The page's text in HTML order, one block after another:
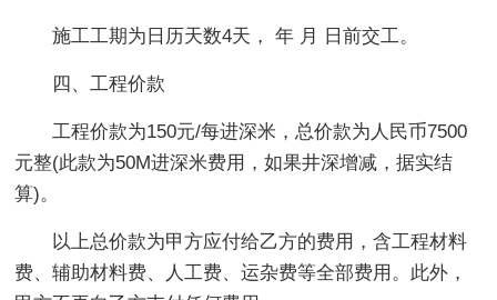
施工工期为日历天数4天， 年 月 日前交工。
四、工程价款
工程价款为150元/每进深米，总价款为人民币7500
元整(此款为50M进深米费用，如果井深增减，据实结
算)。
以上总价款为甲方应付给乙方的费用，含工程材料
费、辅助材料费、人工费、运杂费等全部费用。此外，